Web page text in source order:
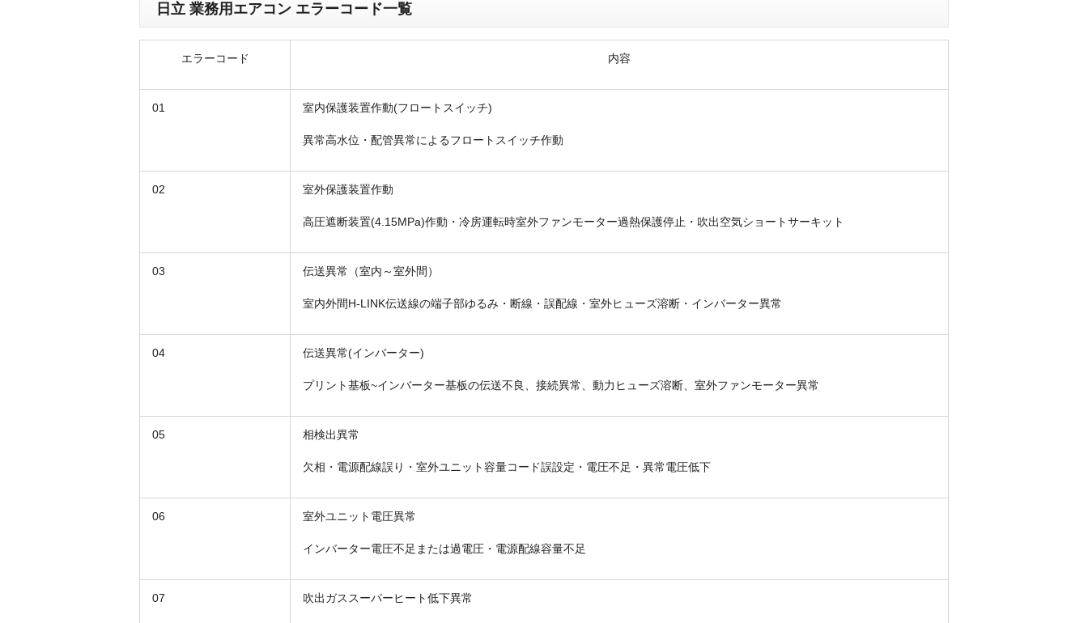
日立 業務用エアコン エラーコード一覧
エラーコード 内容
01 室内保護装置作動(フロートスイッチ)
異常高水位・配管異常によるフロートスイッチ作動
02 室外保護装置作動
高圧遮断装置(4.15MPa)作動・冷房運転時室外ファンモーター過熱保護停止・吹出空気ショートサーキット
03 伝送異常（室内～室外間）
室内外間H-LINK伝送線の端子部ゆるみ・断線・誤配線・室外ヒューズ溶断・インバーター異常
04 伝送異常(インバーター)
プリント基板~インバーター基板の伝送不良、接続異常、動力ヒューズ溶断、室外ファンモーター異常
05 相検出異常
欠相・電源配線誤り・室外ユニット容量コード誤設定・電圧不足・異常電圧低下
06 室外ユニット電圧異常
インバーター電圧不足または過電圧・電源配線容量不足
07 吹出ガススーパーヒート低下異常
(ご選択ください)
送信する